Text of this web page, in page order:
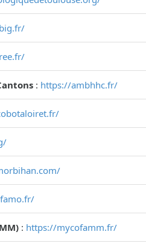
: https://ambhhc.fr/
: https://mycofamm.fr/